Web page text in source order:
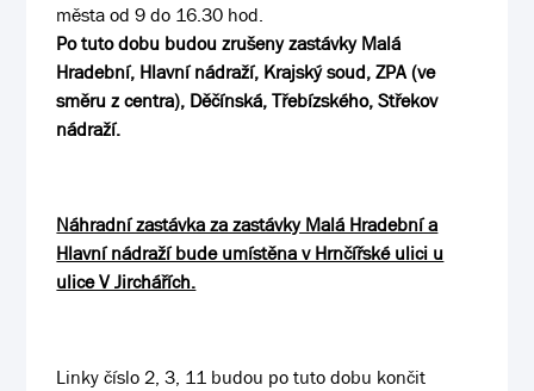
města od 9 do 16.30 hod.
Po tuto dobu budou zrušeny zastávky Malá
Hradební, Hlavní nádraží, Krajský soud, ZPA (ve
směru z centra), Děčínská, Třebízského, Střekov
nádraží.
Náhradní zastávka za zastávky Malá Hradební a
Hlavní nádraží bude umístěna v Hrnčířské ulici u
ulice V Jirchářích.
Linky číslo 2, 3, 11 budou po tuto dobu končit